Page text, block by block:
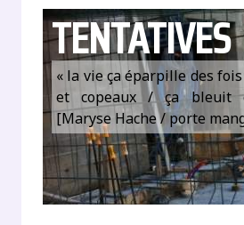
TENTATIVES
« la vie ça éparpille des
et copeaux / ça bleuit
[Maryse Hache / porte